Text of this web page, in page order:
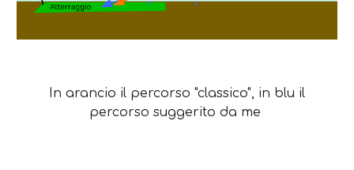
In arancio il percorso "classico", in blu il
percorso suggerito da me